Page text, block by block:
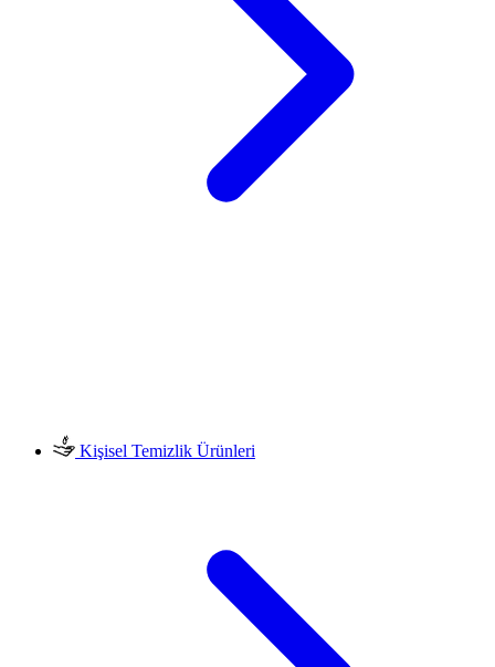
Kişisel Temizlik Ürünleri